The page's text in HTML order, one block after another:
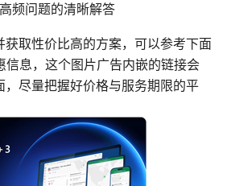
频问题的清晰解答
获取性价比高的方案，可以参考下面
息，这个图片广告内嵌的链接会
，尽量把握好价格与服务期限的平